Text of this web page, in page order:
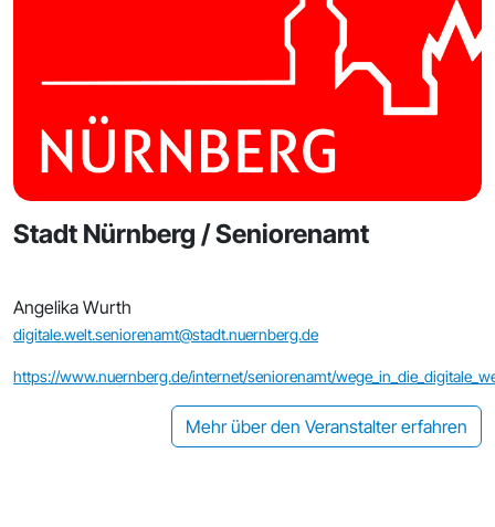
Stadt Nürnberg / Seniorenamt
Angelika Wurth
digitale.welt.seniorenamt@stadt.nuernberg.de
https://www.nuernberg.de/internet/seniorenamt/
Mehr über den Veranstalter erfahren